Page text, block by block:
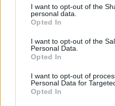
not limited to your visit or
grant or deny consent to
use your data for below
consent section.
I want to opt-out of the
personal data.
Opted In
I want to opt-out of the
Personal Data.
Opted In
I want to opt-out of
Personal Data for
Opted In
habozott: „Igen,
EZEKET IS
FORMA-1
Adrian